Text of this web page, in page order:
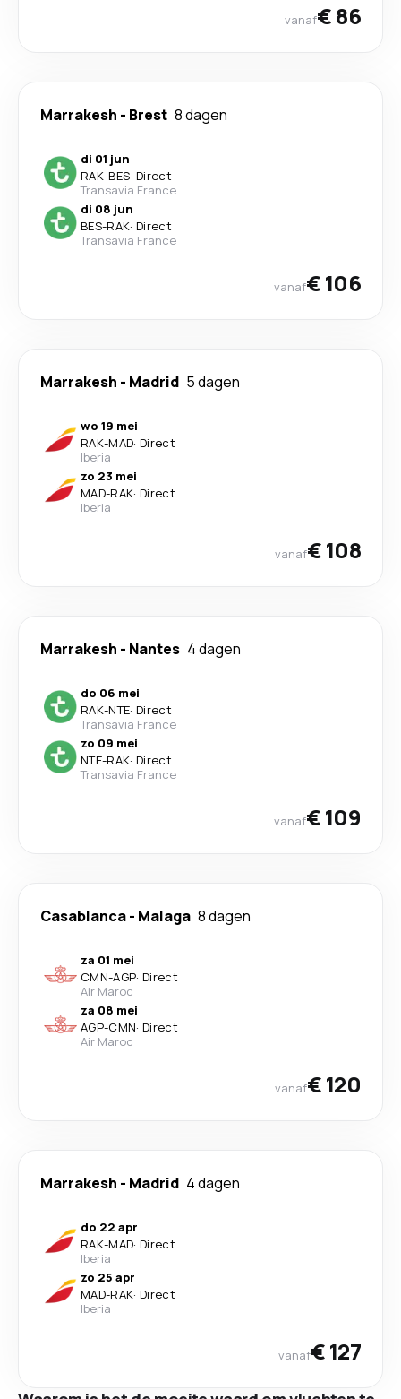
vanaf€ 86
Marrakesh - Brest 8 dagen
di 01 jun
RAK-BES· Direct
Transavia France
di 08 jun
BES-RAK· Direct
Transavia France
vanaf€ 106
Marrakesh - Madrid 5 dagen
wo 19 mei
RAK-MAD· Direct
Iberia
zo 23 mei
MAD-RAK· Direct
Iberia
vanaf€ 108
Marrakesh - Nantes 4 dagen
do 06 mei
RAK-NTE· Direct
Transavia France
zo 09 mei
NTE-RAK· Direct
Transavia France
vanaf€ 109
Casablanca- Malaga 8 dagen
za 01 mei
CMN-AGP· Direct
Air Maroc
za 08 mei
AGP-CMN· Direct
Air Maroc
vanaf€ 120
Marrakesh - Madrid 4 dagen
do 22 apr
RAK-MAD· Direct
Iberia
zo 25 apr
MAD-RAK· Direct
Iberia
vanaf€ 127